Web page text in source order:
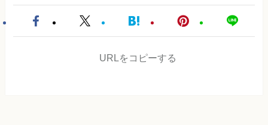
URLをコピーする